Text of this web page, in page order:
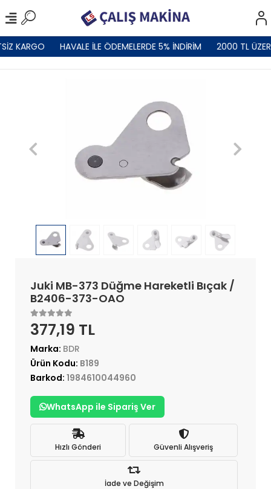
KARGO HAVALE İLE ÖDEMELERDE 5% İNDİRİM 2000 TL
Juki MB-373 Düğme Hareketli Bıçak /
B2406-373-OAO
377,19 TL
Marka: BDR
Ürün Kodu: B189
Barkod: 1984610044960
WhatsApp ile Sipariş Ver
Hızlı Gönderi Güvenli Alışveriş
İade ve Değişim